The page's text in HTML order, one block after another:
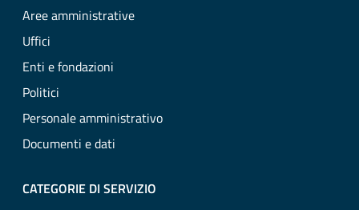
Aree amministrative
Uffici
Enti e fondazioni
Politici
Personale amministrativo
Documenti e dati
CATEGORIE DI SERVIZIO